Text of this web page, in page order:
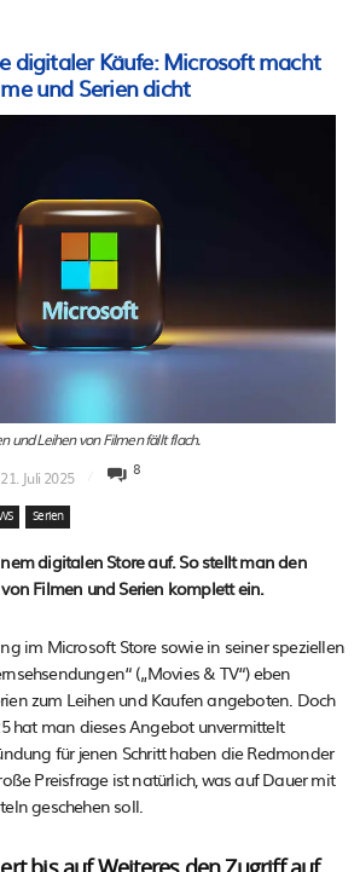
digitaler Käufe: Microsoft macht
und Serien dicht
und Leihen von Filmen fällt flach.
21. Juli 2025 8
Serien
digitalen Store auf. So stellt man den
Filmen und Serien komplett ein.
im Microsoft Store sowie in seiner speziellen
(„Movies & TV“) eben
zum Leihen und Kaufen angeboten. Doch
hat man dieses Angebot unvermittelt
für jenen Schritt haben die Redmonder
Preisfrage ist natürlich, was auf Dauer mit
geschehen soll.